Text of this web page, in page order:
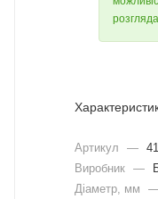
Артикул —
Виробник —
Діаметр, мм